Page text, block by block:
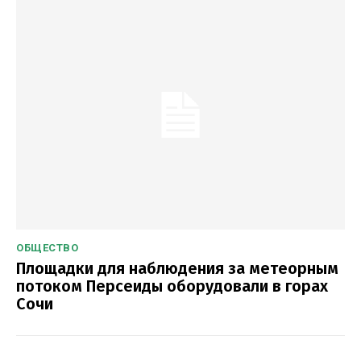
ОБЩЕСТВО
Площадки для наблюдения за метеорным
потоком Персеиды оборудовали в горах
Сочи